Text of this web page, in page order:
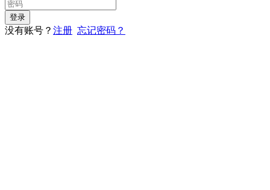
没有账号？ 注册 忘记密码？